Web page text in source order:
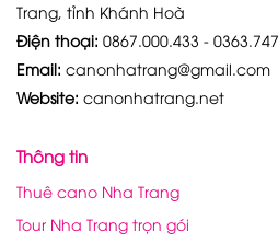
Trang, tỉnh Khánh Hoà
Điện thoại: 0867.000.433 -
Email: canonhatrang@gmail.com
Website: canonhatrang.net
Thông tin
Thuê cano Nha Trang
Tour Nha Trang trọn gói